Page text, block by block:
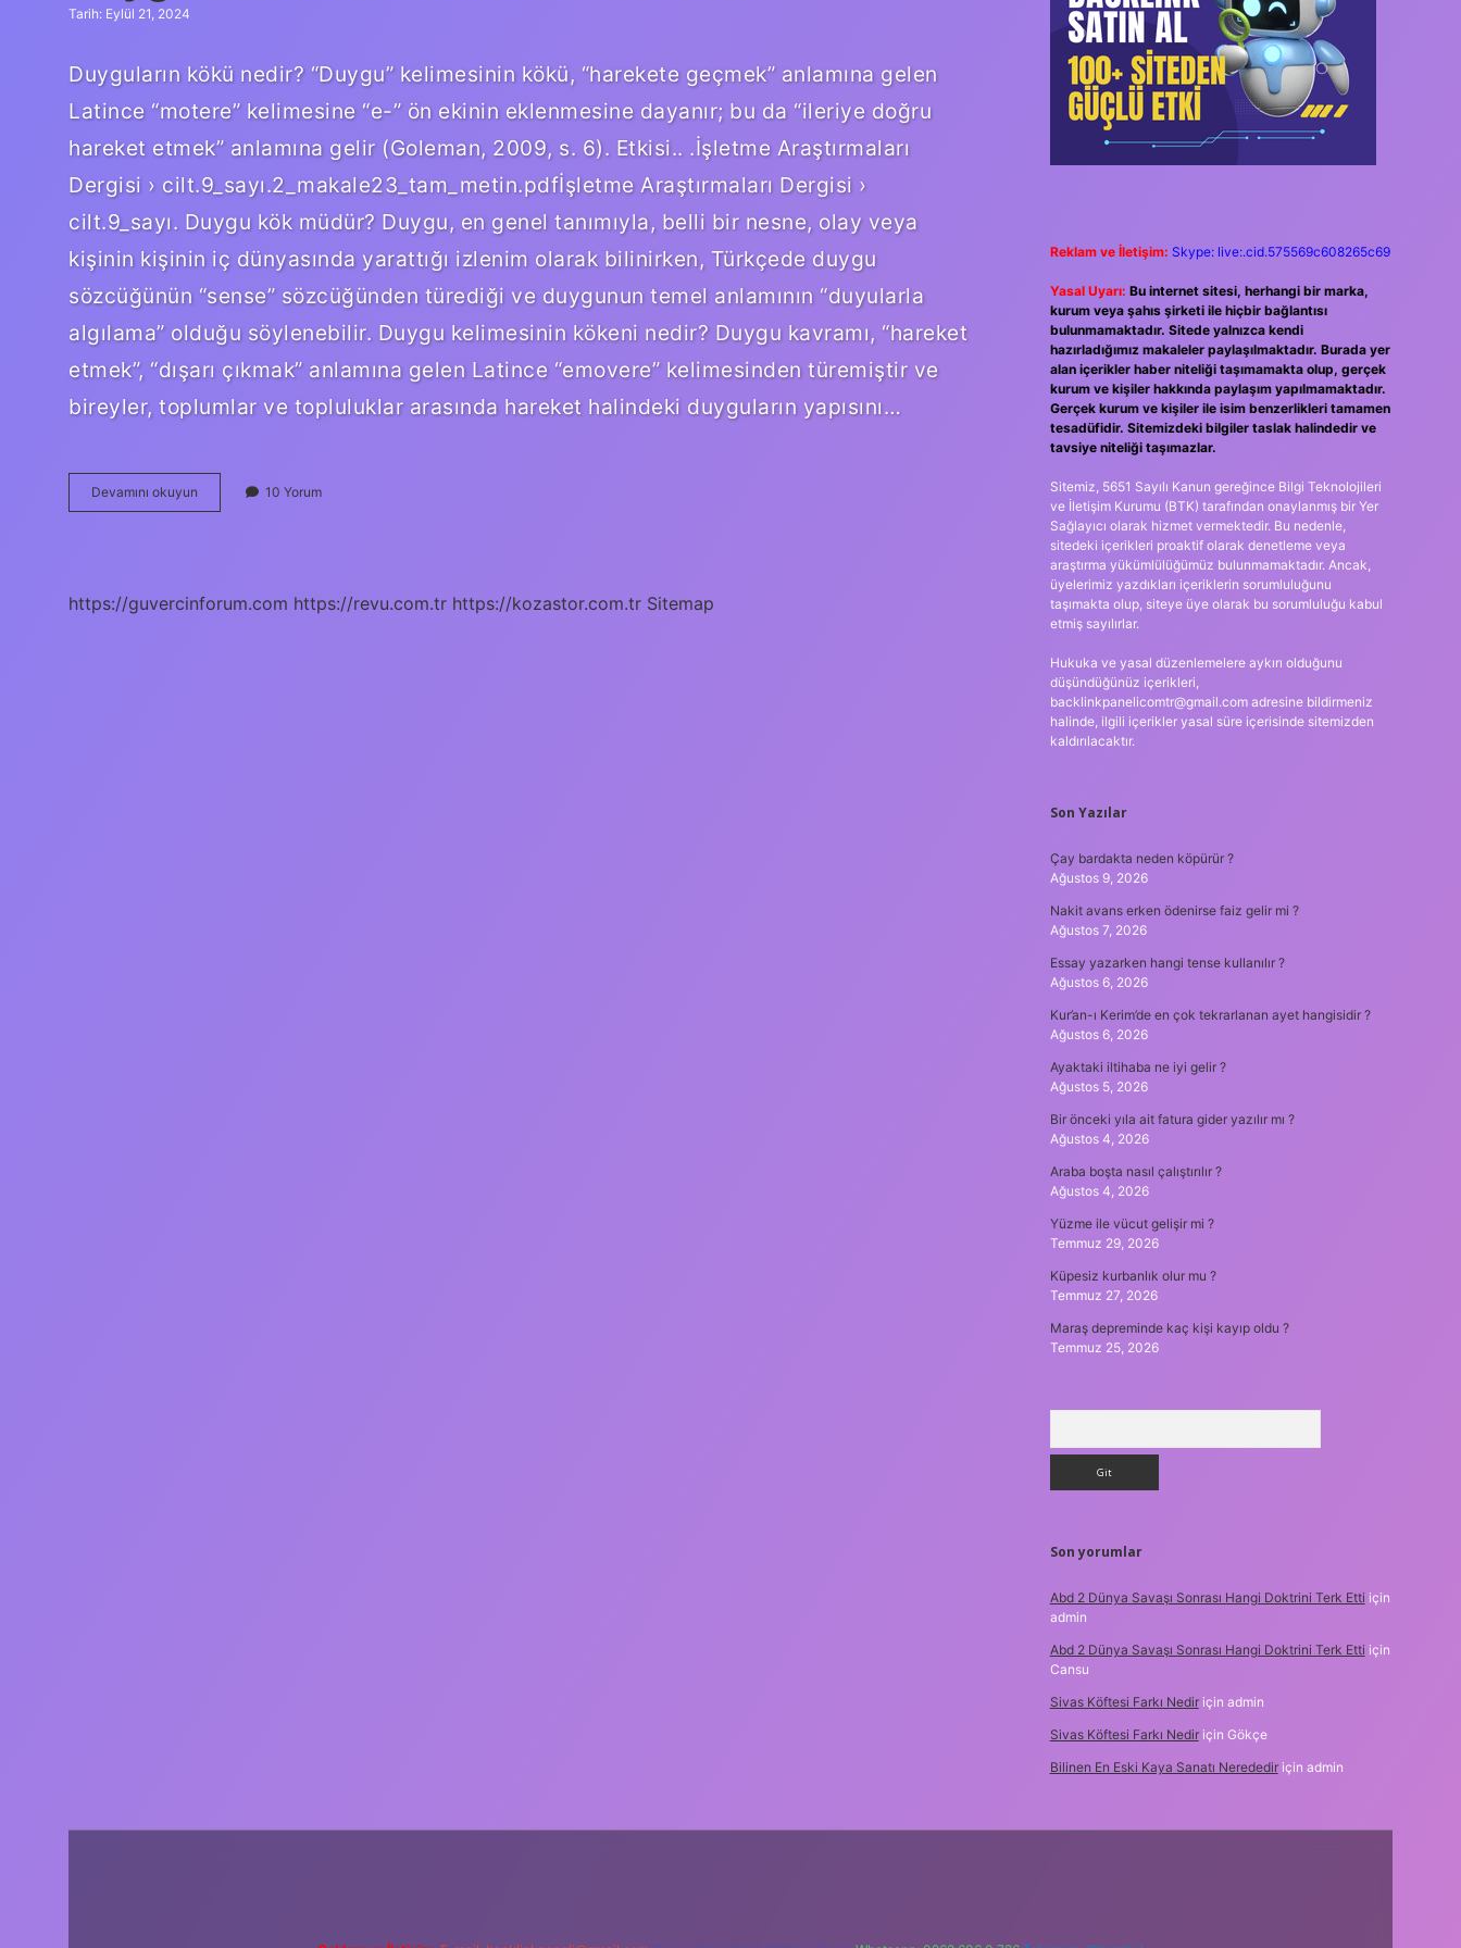
Tarih: Eylül 21, 2024
Duyguların kökü nedir? “Duygu” kelimesinin kökü, “harekete geçmek” anlamına gelen
Latince “motere” kelimesine “e-” ön ekinin eklenmesine dayanır; bu da “ileriye doğru
hareket etmek” anlamına gelir (Goleman, 2009, s. 6). Etkisi.. .İşletme Araştırmaları
Dergisi › cilt.9_sayı.2_makale23_tam_metin.pdfİşletme Araştırmaları Dergisi ›
cilt.9_sayı. Duygu kök müdür? Duygu, en genel tanımıyla, belli bir nesne, olay veya
kişinin kişinin iç dünyasında yarattığı izlenim olarak bilinirken, Türkçede duygu
sözcüğünün “sense” sözcüğünden türediği ve duygunun temel anlamının “duyularla
algılama” olduğu söylenebilir. Duygu kelimesinin kökeni nedir? Duygu kavramı, “hareket
etmek”, “dışarı çıkmak” anlamına gelen Latince “emovere” kelimesinden türemiştir ve
bireyler, toplumlar ve topluluklar arasında hareket halindeki duyguların yapısını…
Devamını okuyun Duygularını
Kelimesinin
10 Yorum
https://guvercinforum.com https://revu.com.tr https://kozastor.com.tr Sitemap
Reklam ve İletişim: Skype: live:.cid.575569c608265c69
Yasal Uyarı: Bu internet sitesi, herhangi bir marka,
kurum veya şahıs şirketi ile hiçbir bağlantısı
bulunmamaktadır. Sitede yalnızca kendi
hazırladığımız makaleler paylaşılmaktadır. Burada yer
alan içerikler haber niteliği taşımamakta olup, gerçek
kurum ve kişiler hakkında paylaşım yapılmamaktadır.
Gerçek kurum ve kişiler ile isim benzerlikleri tamamen
tesadüfidir. Sitemizdeki bilgiler taslak halindedir ve
tavsiye niteliği taşımazlar.
Sitemiz, 5651 Sayılı Kanun gereğince Bilgi Teknolojileri
ve İletişim Kurumu (BTK) tarafından onaylanmış bir Yer
Sağlayıcı olarak hizmet vermektedir. Bu nedenle,
sitedeki içerikleri proaktif olarak denetleme veya
araştırma yükümlülüğümüz bulunmamaktadır. Ancak,
üyelerimiz yazdıkları içeriklerin sorumluluğunu
taşımakta olup, siteye üye olarak bu sorumluluğu kabul
etmiş sayılırlar.
Hukuka ve yasal düzenlemelere aykırı olduğunu
düşündüğünüz içerikleri,
backlinkpanelicomtr@gmail.comadresine bildirmeniz
halinde, ilgili içerikler yasal süre içerisinde sitemizden
kaldırılacaktır.
Son Yazılar
Çay bardakta neden köpürür ?
Ağustos 9, 2026
Nakit avans erken ödenirse faiz gelir mi ?
Ağustos 7, 2026
Essay yazarken hangi tense kullanılır ?
Ağustos 6, 2026
Kur’an-ı Kerim’de en çok tekrarlanan ayet hangisidir ?
Ağustos 6, 2026
Ayaktaki iltihaba ne iyi gelir ?
Ağustos 5, 2026
Bir önceki yıla ait fatura gider yazılır mı ?
Ağustos 4, 2026
Araba boşta nasıl çalıştırılır ?
Ağustos 4, 2026
Yüzme ile vücut gelişir mi ?
Temmuz 29, 2026
Küpesiz kurbanlık olur mu ?
Temmuz 27, 2026
Maraş depreminde kaç kişi kayıp oldu ?
Temmuz 25, 2026
Son yorumlar
Abd 2 Dünya Savaşı Sonrası Hangi Doktrini Terk Etti için
admin
Abd 2 Dünya Savaşı Sonrası Hangi Doktrini Terk Etti için
Cansu
Sivas Köftesi Farkı Nediriçin admin
Sivas Köftesi Farkı Nediriçin Gökçe
Bilinen En Eski Kaya Sanatı Neredediriçin admin